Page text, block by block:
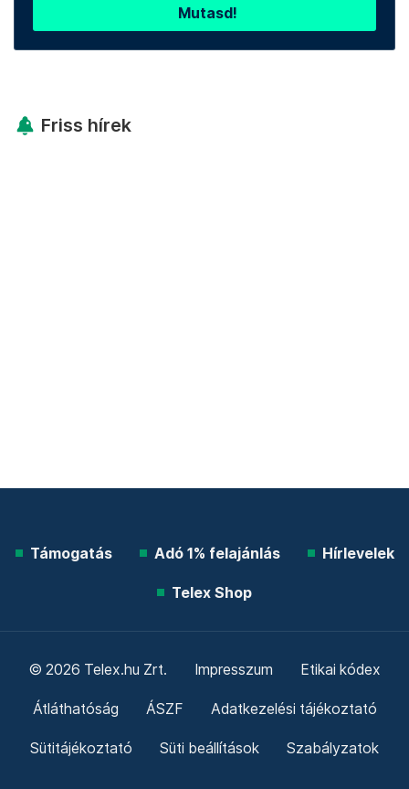
Mutasd!
Friss hírek
Támogatás Adó 1% felajánlás Hírlevelek
Telex Shop
© 2026 Telex.hu Zrt. Impresszum Etikai kódex
Átláthatóság ÁSZF Adatkezelési tájékoztató
Sütitájékoztató Süti beállítások Szabályzatok